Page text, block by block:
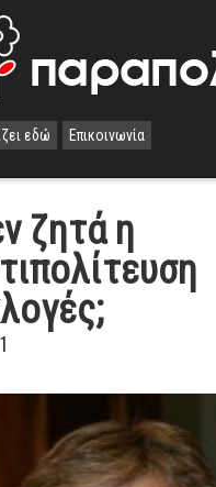
εδώ Επικοινωνία
ζητά η